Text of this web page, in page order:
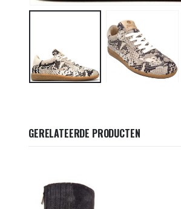
GERELATEERDE PRODUCTEN